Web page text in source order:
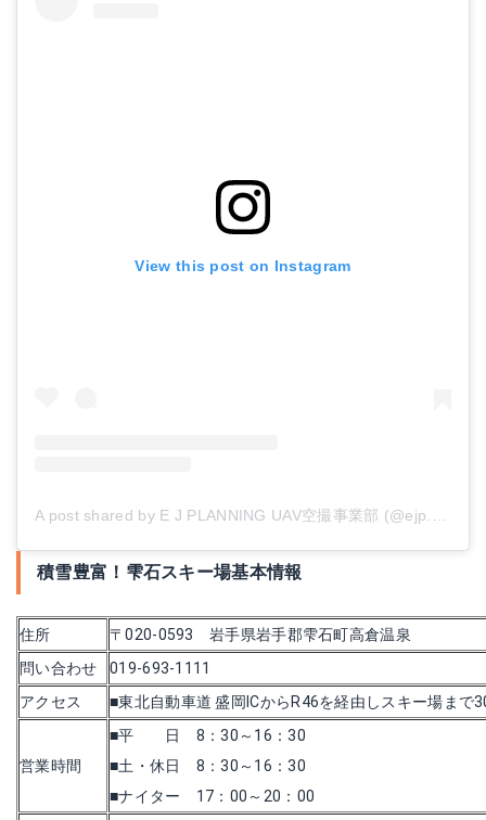
View this post on Instagram
A post shared by E J PLANNING UAV空撮事業部 (@ejp.camera)
積雪豊富！雫石スキー場基本情報
住所
〒020-0593 岩手県岩手郡雫石町高倉温泉
問い合わせ
019-693-1111
アクセス
■東北自動車道 盛岡ICからR46を経由しスキー場まで
営業時間
■平 日 8：30～16：30
■土・休日 8：30～16：30
■ナイター 17：00～20：00